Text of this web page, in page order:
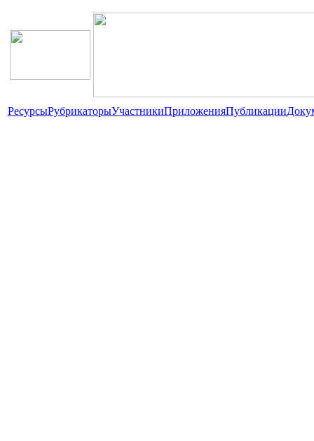
РесурсыРубрикаторыУчастникиПриложенияПубликации